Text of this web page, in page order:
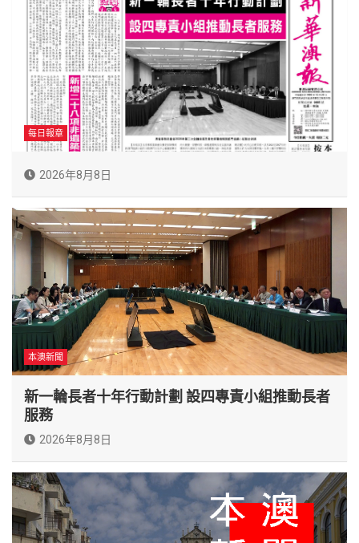
每日報章
2026年8月8日
本澳新聞
新一輪長者十年行動計劃 設四專責小組推動長者
服務
2026年8月8日